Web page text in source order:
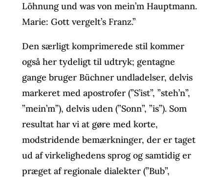
Löhnung und was von mein’m Hauptmann.
Marie: Gott vergelt’s Franz.”
Den særligt komprimerede stil kommer
også her tydeligt til udtryk; gentagne
gange bruger Büchner undladelser, delvis
markeret med apostrofer (”S’ist”, ”steh’n”,
”mein’m”), delvis uden (”Sonn”, ”is”). Som
resultat har vi at gøre med korte,
modstridende bemærkninger, der er taget
ud af virkelighedens sprog og samtidig er
præget af regionale dialekter (”Bub”,